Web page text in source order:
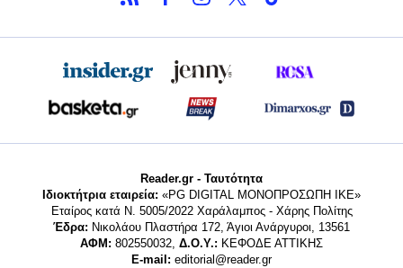
Reader.gr - Ταυτότητα
Ιδιοκτήτρια εταιρεία: «PG DIGITAL MONΟΠΡΟΣΩΠΗ ΙΚΕ»
Εταίρος κατά Ν. 5005/2022 Χαράλαμπος - Χάρης Πολίτης
Έδρα: Νικολάου Πλαστήρα 172, Άγιοι Ανάργυροι, 13561
ΑΦΜ: 802550032, Δ.Ο.Υ.: ΚΕΦΟΔΕ ΑΤΤΙΚΗΣ
E-mail: editorial@reader.gr